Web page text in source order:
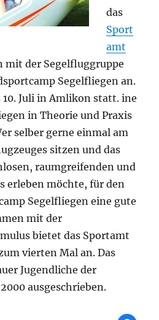
das
Sport
amt
mit der Segelfluggruppe
Segelfliegen an.
Juli in Amlikon statt. ine
in Theorie und Praxis
selber gerne einmal am
sitzen und das
raumgreifenden und
erleben möchte, für den
Segelfliegen eine gute
mit der
bietet das Sportamt
vierten Mal an. Das
Jugendliche der
ausgeschrieben.